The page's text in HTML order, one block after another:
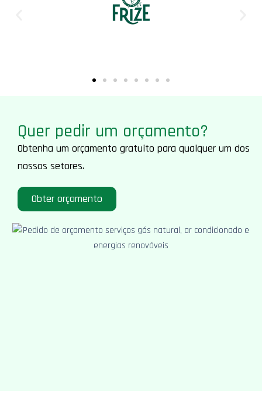
Quer pedir um orçamento?
Obtenha um orçamento gratuito para qualquer um dos
nossos setores.
Obter orçamento